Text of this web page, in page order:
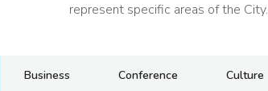
represent specific areas of the City.
Business Conference Culture